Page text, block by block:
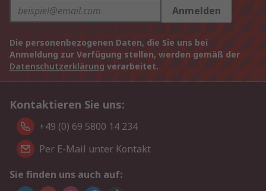
Anmelden
Die personenbezogenen Daten, die Sie uns bei
Anmeldung zur Verfügung stellen, werden gemäß der
Datenschutzerklärung verarbeitet.
Kontaktieren Sie uns:
+49 (0) 69 5800 14 234
Per E-Mail unter Kontakt
Sie finden uns auch auf: